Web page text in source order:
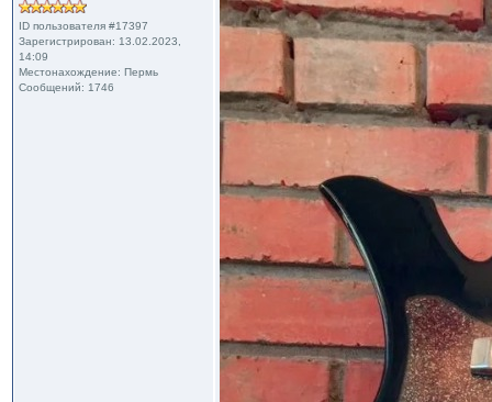
ID пользователя #17397
Зарегистрирован: 13.02.2023,
14:09
Местонахождение: Пермь
Сообщений: 1746